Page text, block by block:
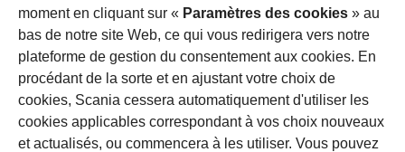
moment en cliquant sur « Paramètres des cookies » au
bas de notre site Web, ce qui vous redirigera vers notre
plateforme de gestion du consentement aux cookies. En
procédant de la sorte et en ajustant votre choix de
cookies, Scania cessera automatiquement d'utiliser les
cookies applicables correspondant à vos choix nouveaux
et actualisés, ou commencera à les utiliser. Vous pouvez